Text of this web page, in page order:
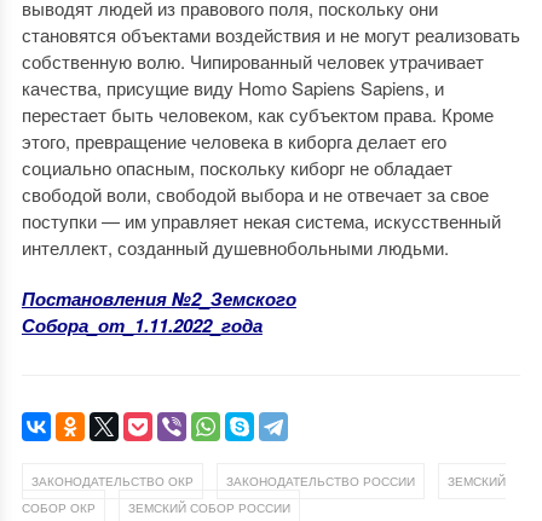
выводят людей из правового поля, поскольку они
становятся объектами воздействия и не могут реализовать
собственную волю. Чипированный человек утрачивает
качества, присущие виду Homo Sapiens Sapiens, и
перестает быть человеком, как субъектом права. Кроме
этого, превращение человека в киборга делает его
социально опасным, поскольку киборг не обладает
свободой воли, свободой выбора и не отвечает за свое
поступки — им управляет некая система, искусственный
интеллект, созданный душевнобольными людьми.
Постановления №2_Земского
Собора_от_1.11.2022_года
ЗАКОНОДАТЕЛЬСТВО ОКР ЗАКОНОДАТЕЛЬСТВО РОССИИ
ЗЕМСКИЙ
СОБОР ОКР
ЗЕМСКИЙ СОБОР РОССИИ